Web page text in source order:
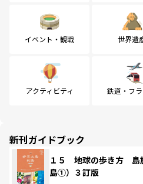
イベント・観戦 世界遺
アクティビティ 鉄道・フ
新刊ガイドブック
１５ 地球の歩き方
島①）３訂版